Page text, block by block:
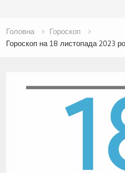
Головна
Гороскоп
Гороскоп на 18 листопада 2023